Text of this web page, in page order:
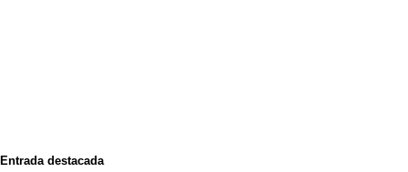
Entrada destacada